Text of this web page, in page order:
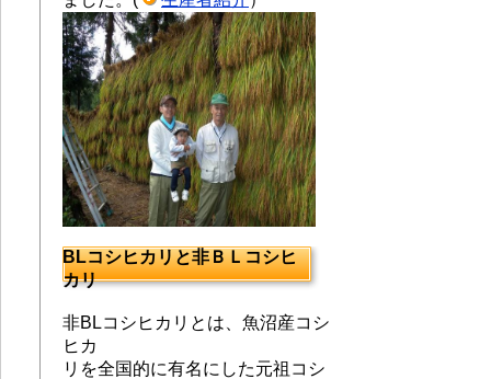
BLコシヒカリと非ＢＬコシヒ
カリ
非BLコシヒカリとは、魚沼産コシ
ヒカ
リを全国的に有名にした元祖コシ